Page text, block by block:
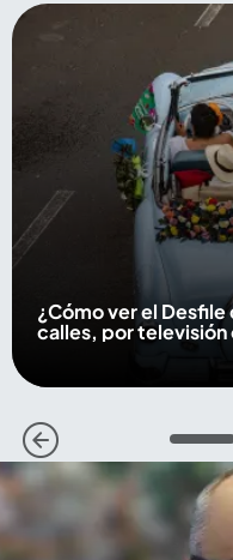
¿Cómo ver el Desfile
calles, por televisión
1